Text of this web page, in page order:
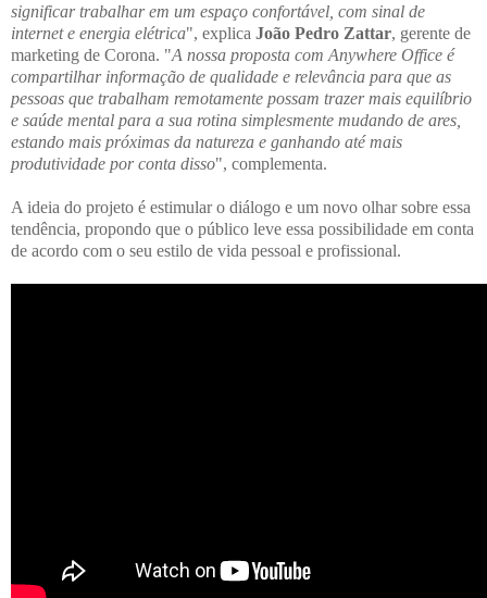
significar trabalhar em um espaço confortável, com sinal de
internet e energia elétrica", explica João Pedro Zattar, gerente de
marketing de Corona. "A nossa proposta com Anywhere Office é
compartilhar informação de qualidade e relevância para que as
pessoas que trabalham remotamente possam trazer mais equilíbrio
e saúde mental para a sua rotina simplesmente mudando de ares,
estando mais próximas da natureza e ganhando até mais
produtividade por conta disso", complementa.
A ideia do projeto é estimular o diálogo e um novo olhar sobre essa
tendência, propondo que o público leve essa possibilidade em conta
de acordo com o seu estilo de vida pessoal e profissional.